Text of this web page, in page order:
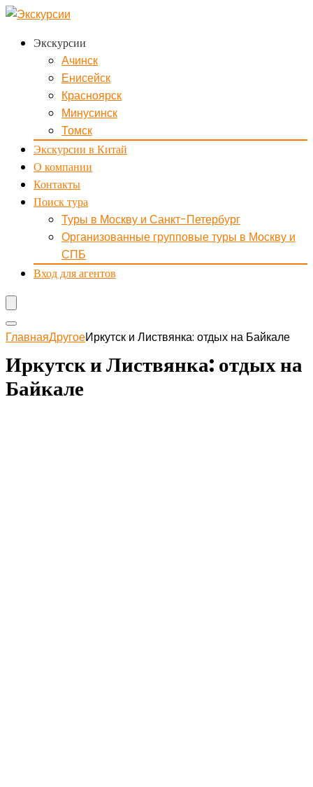
Экскурсии
Ачинск
Енисейск
Красноярск
Минусинск
Томск
Экскурсии в Китай
О компании
Контакты
Поиск тура
Туры в Москву и Санкт-Петербург
Организованные групповые туры в Москву и
СПБ
Вход для агентов
ГлавнаяДругоеИркутск и Листвянка: отдых на Байкале
Иркутск и Листвянка: отдых на
Байкале